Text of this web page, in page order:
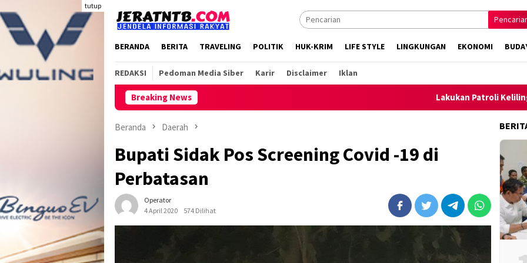
ke
konten
tutup
BERANDA BERITA TRAVELING POLITIK HUK-KRIM LIFE STYLE LINGKUNGAN EKONOMI
REDAKSI Pedoman Media Siber Karir Disclaimer Iklan
Breaking News Lakukan Patroli Keliling, Polsek
Beranda Daerah
Bupati Sidak Pos Screening Covid -19 di
Perbatasan
Operator
4 April 2020
574 Dilihat